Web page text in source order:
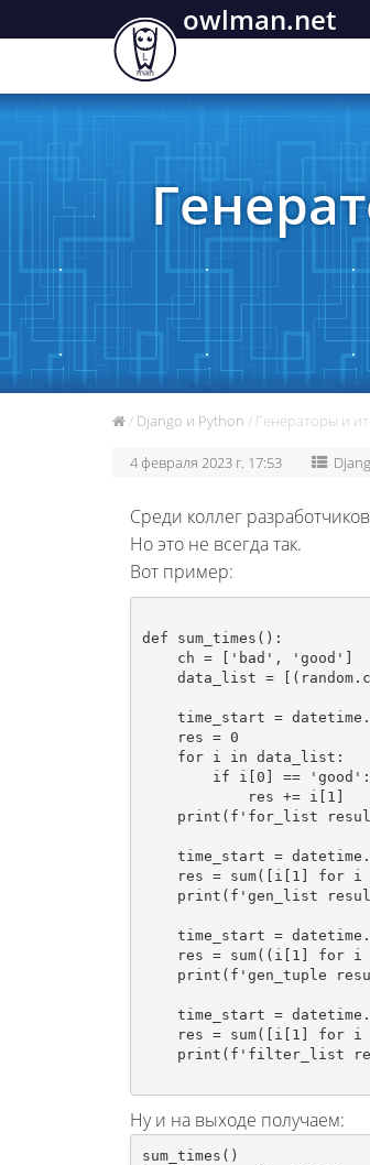
owlman.net
/ Django и Python / Генераторы и
4 февраля 2023 г. 17:53
Среди коллег
Но это не всегда так.
Вот пример:
def sum_times():
Ну и на выходе получаем:
sum_times()